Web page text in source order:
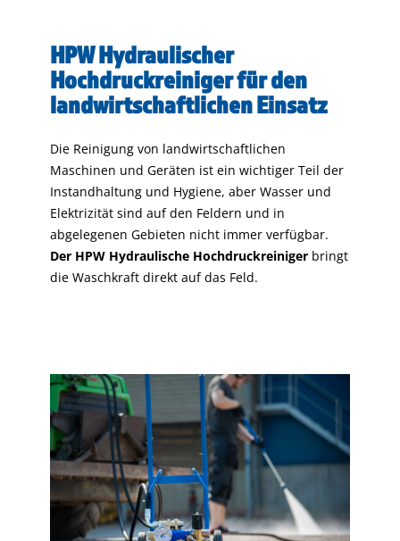
HPW Hydraulischer
Hochdruckreiniger für den
landwirtschaftlichen Einsatz
Die Reinigung von landwirtschaftlichen
Maschinen und Geräten ist ein wichtiger Teil der
Instandhaltung und Hygiene, aber Wasser und
Elektrizität sind auf den Feldern und in
abgelegenen Gebieten nicht immer verfügbar.
Der HPW Hydraulische Hochdruckreiniger bringt
die Waschkraft direkt auf das Feld.